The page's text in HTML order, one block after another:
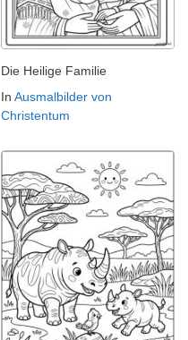
Die Heilige Familie
In Ausmalbilder von
Christentum